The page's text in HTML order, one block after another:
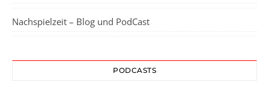
Nachspielzeit – Blog und PodCast
PODCASTS